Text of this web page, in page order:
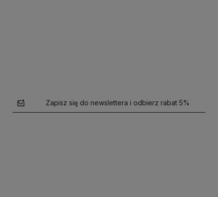
Zapisz się do newslettera i odbierz rabat 5%